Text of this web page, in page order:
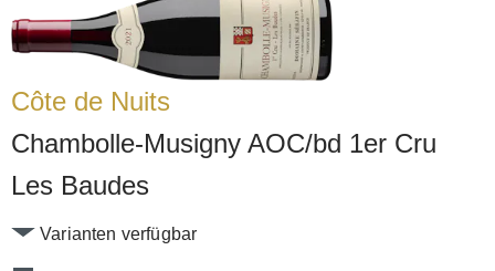
Côte de Nuits
Chambolle-Musigny AOC/bd 1er Cru
Les Baudes
Varianten verfügbar